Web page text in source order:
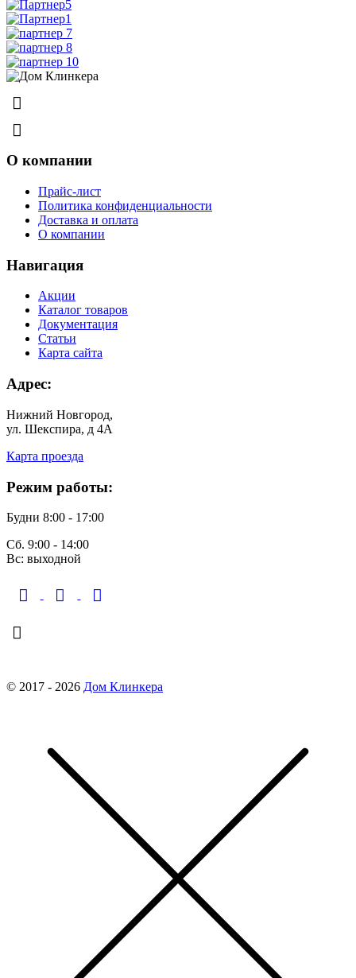
О компании
Прайс-лист
Политика конфиденциальности
Доставка и оплата
О компании
Навигация
Акции
Каталог товаров
Документация
Статьи
Карта сайта
Адрес:
Нижний Новгород,
ул. Шекспира, д 4А
Карта проезда
Режим работы:
Будни 8:00 - 17:00
Сб. 9:00 - 14:00
Вс: выходной
© 2017 - 2026 Дом Клинкера